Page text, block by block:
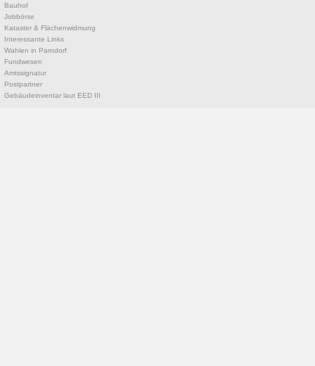
Bauhof
Jobbörse
Kataster & Flächenwidmung
Interessante Links
Wahlen in Parndorf
Fundwesen
Amtssignatur
Postpartner
Gebäudeinventar laut EED III